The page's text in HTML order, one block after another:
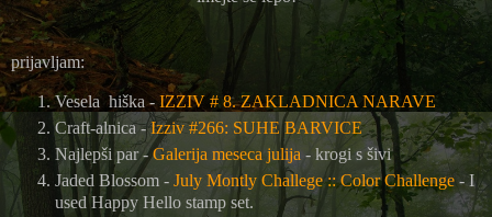
prijavljam:
Vesela hiška -IZZIV # 8. ZAKLADNICA NARAVE
Craft-alnica - Izziv #266: SUHE BARVICE
Najlepši par -Galerija meseca julija - krogi s šivi
Jaded Blossom - July Montly Challege :: Color Challenge - I
used Happy Hello stamp set.